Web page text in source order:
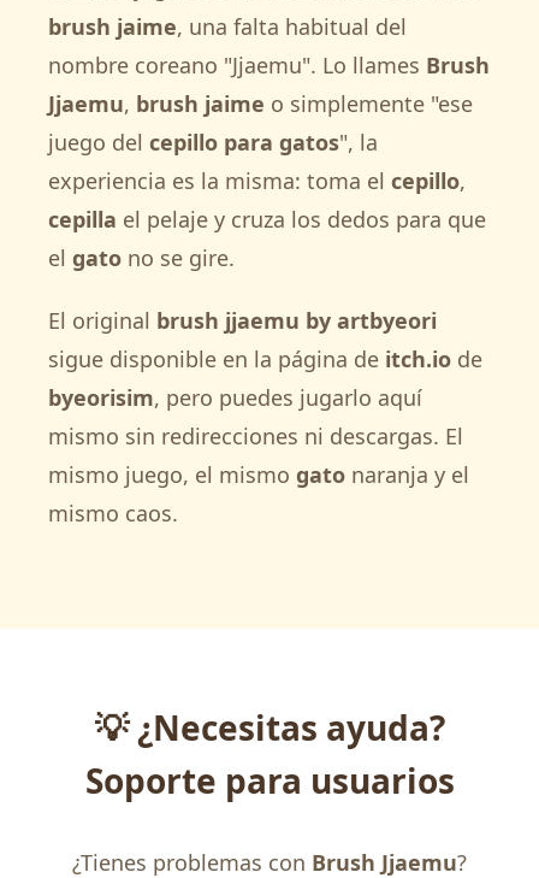
brush jaime, una falta habitual del
nombre coreano "Jjaemu". Lo llames Brush
Jjaemu, brush jaime o simplemente "ese
juego del cepillo para gatos", la
experiencia es la misma: toma el cepillo,
cepilla el pelaje y cruza los dedos para que
el gato no se gire.
El original brush jjaemu by artbyeori
sigue disponible en la página de itch.io de
byeorisim, pero puedes jugarlo aquí
mismo sin redirecciones ni descargas. El
mismo juego, el mismo gato naranja y el
mismo caos.
💡 ¿Necesitas ayuda?
Soporte para usuarios
¿Tienes problemas con Brush Jjaemu?